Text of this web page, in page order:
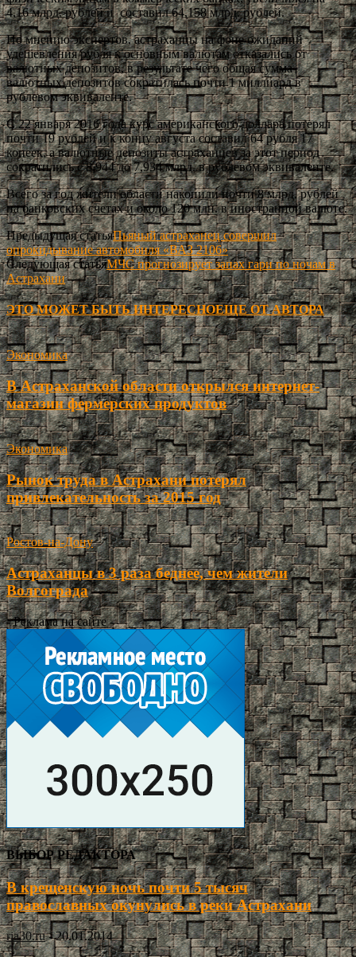
4,16 млрд. рублей и составил 64,158 млрд. рублей.
По мнению экспертов, астраханцы на фоне ожиданий
удешевления рубля к основным валютам отказались от
валютных депозитов, в результате чего общая сумма
валютных депозитов сократилась почти 1 миллиард в
рублевом эквиваленте.
С 22 января 2016 года курс американского доллара потерял
почти 19 рублей и к концу августа составил 64 рубля 17
копеек, а валютные депозиты астраханцев за этот период
сократились с 8,944 до 7,934 млрд. в рублевом эквиваленте.
Всего за год жители области накопили почти 8 млрд. рублей
на банковских счетах и около 120 млн. в иностранной валюте.
Предыдущая статьяПьяный астраханец совершил
опрокидывание автомобиля «ВАЗ 2106»
Следующая статьяМЧС прогнозирует запах гари по ночам в
Астрахани
ЭТО МОЖЕТ БЫТЬ ИНТЕРЕСНОЕЩЕ ОТ АВТОРА
Экономика
В Астраханской области открылся интернет-
магазин фермерских продуктов
Экономика
Рынок труда в Астрахани потерял
привлекательность за 2015 год
Ростов-на-Дону
Астраханцы в 3 раза беднее, чем жители
Волгограда
- Реклама на сайте -
ВЫБОР РЕДАКТОРА
В крещенскую ночь почти 5 тысяч
православных окунулись в реки Астрахани
ria30.ru - 20.01.2014